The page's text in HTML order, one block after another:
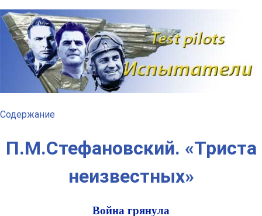
Наверх
Содержание
П.М.Стефановский. «Триста
неизвестных»
Война грянула